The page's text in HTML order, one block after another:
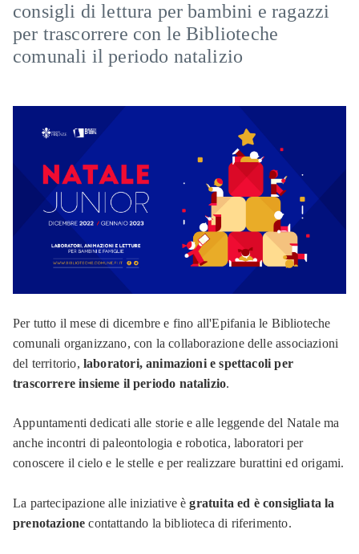
consigli di lettura per bambini e ragazzi
per trascorrere con le Biblioteche
comunali il periodo natalizio
Per tutto il mese di dicembre e fino all'Epifania le Biblioteche
comunali organizzano, con la collaborazione delle associazioni
del territorio, laboratori, animazioni e spettacoli per
trascorrere insieme il periodo natalizio.
Appuntamenti dedicati alle storie e alle leggende del Natale ma
anche incontri di paleontologia e robotica, laboratori per
conoscere il cielo e le stelle e per realizzare burattini ed origami.
La partecipazione alle iniziative è gratuita ed è consigliata la
prenotazione contattando la biblioteca di riferimento.